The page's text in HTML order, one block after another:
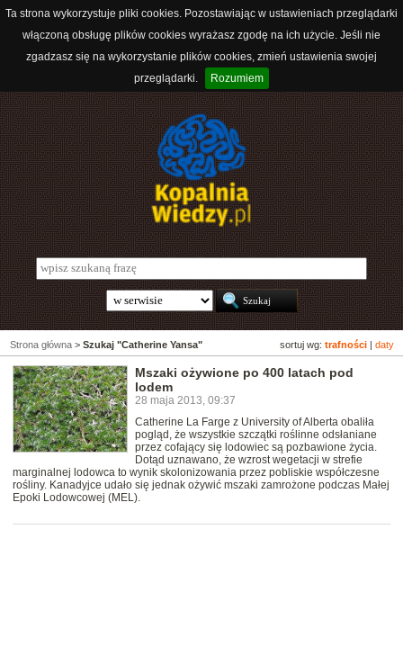
Ta strona wykorzystuje pliki cookies. Pozostawiając w ustawieniach przeglądarki
włączoną obsługę plików cookies wyrażasz zgodę na ich użycie. Jeśli nie
zgadzasz się na wykorzystanie plików cookies, zmień ustawienia swojej
przeglądarki.
Rozumiem
sortuj wg: trafności daty
Strona główna > Szukaj "Catherine Yansa"
Mszaki ożywione po 400 latach pod
lodem
28 maja 2013, 09:37
Catherine La Farge z University of Alberta obaliła
pogląd, że wszystkie szczątki roślinne odsłaniane
przez cofający się lodowiec są pozbawione życia.
Dotąd uznawano, że wzrost wegetacji w strefie
marginalnej lodowca to wynik skolonizowania przez pobliskie współczesne
rośliny. Kanadyjce udało się jednak ożywić mszaki zamrożone podczas Małej
Epoki Lodowcowej (MEL).